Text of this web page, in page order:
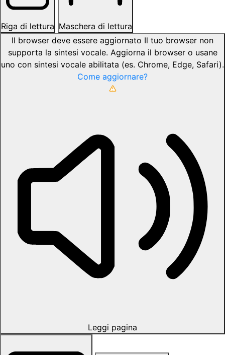
Riga di lettura Maschera di lettura
Il browser deve essere aggiornato Il tuo browser non
supporta la sintesi vocale. Aggiorna il browser o usane
uno con sintesi vocale abilitata (es. Chrome, Edge, Safari).
Come aggiornare?
Leggi pagina